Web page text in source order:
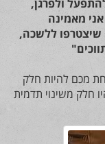
ולפרגן,
מאמינה
ללשכה,
מכם להיות חלק
חלק משינוי תדמית